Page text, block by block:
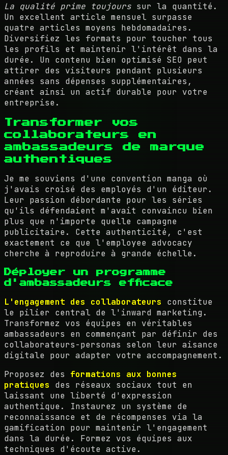
La qualité prime toujours sur la quantité.
Un excellent article mensuel surpasse
quatre articles moyens hebdomadaires.
Diversifiez les formats pour toucher tous
les profils et maintenir l'intérêt dans la
durée. Un contenu bien optimisé SEO peut
attirer des visiteurs pendant plusieurs
années sans dépenses supplémentaires,
créant ainsi un actif durable pour votre
entreprise.
Transformer vos
collaborateurs en
ambassadeurs de marque
authentiques
Je me souviens d'une convention manga où
j'avais croisé des employés d'un éditeur.
Leur passion débordante pour les séries
qu'ils défendaient m'avait convaincu bien
plus que n'importe quelle campagne
publicitaire. Cette authenticité, c'est
exactement ce que l'employee advocacy
cherche à reproduire à grande échelle.
Déployer un programme
d'ambassadeurs efficace
L'engagement des collaborateurs constitue
le pilier central de l'inward marketing.
Transformez vos équipes en véritables
ambassadeurs en commençant par définir des
collaborateurs-personas selon leur aisance
digitale pour adapter votre accompagnement.
Proposez des formations aux bonnes
pratiques des réseaux sociaux tout en
laissant une liberté d'expression
authentique. Instaurez un système de
reconnaissance et de récompenses via la
gamification pour maintenir l'engagement
dans la durée. Formez vos équipes aux
techniques d'écoute active.